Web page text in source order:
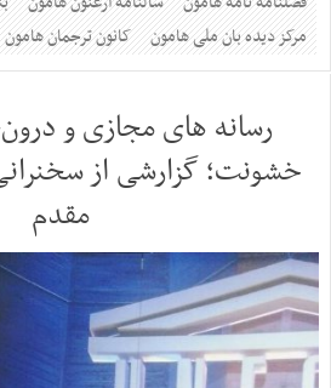
مرکز دیده بان ملی هامون
کانون ترجمان هامون
رسانه های مجازی و
خشونت؛ گزارشی از
مقدم